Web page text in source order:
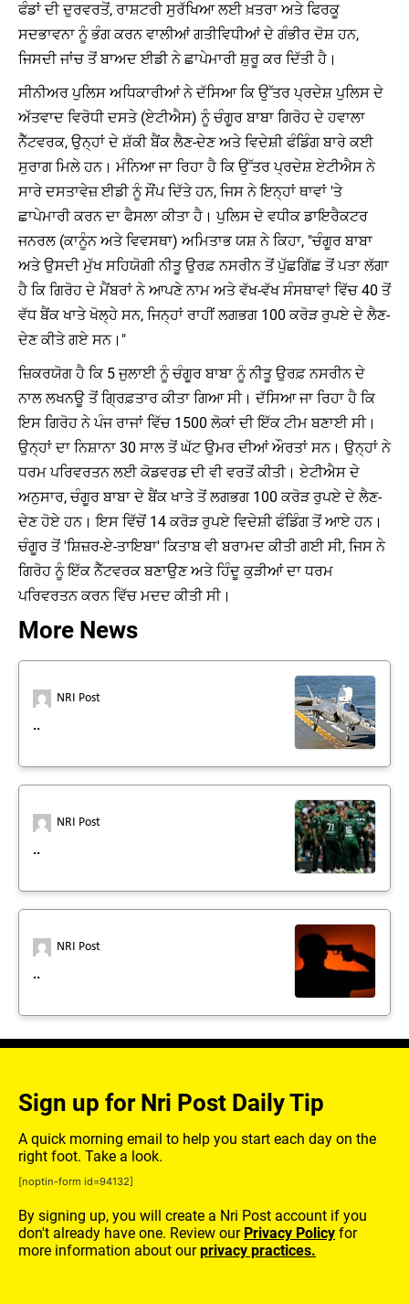
ਫੰਡਾਂ ਦੀ ਦੁਰਵਰਤੋਂ, ਰਾਸ਼ਟਰੀ ਸੁਰੱਖਿਆ ਲਈ ਖ਼ਤਰਾ ਅਤੇ ਫਿਰਕੂ
ਸਦਭਾਵਨਾ ਨੂੰ ਭੰਗ ਕਰਨ ਵਾਲੀਆਂ ਗਤੀਵਿਧੀਆਂ ਦੇ ਗੰਭੀਰ ਦੋਸ਼ ਹਨ,
ਜਿਸਦੀ ਜਾਂਚ ਤੋਂ ਬਾਅਦ ਈਡੀ ਨੇ ਛਾਪੇਮਾਰੀ ਸ਼ੁਰੂ ਕਰ ਦਿੱਤੀ ਹੈ।
ਸੀਨੀਅਰ ਪੁਲਿਸ ਅਧਿਕਾਰੀਆਂ ਨੇ ਦੱਸਿਆ ਕਿ ਉੱਤਰ ਪ੍ਰਦੇਸ਼ ਪੁਲਿਸ ਦੇ
ਅੱਤਵਾਦ ਵਿਰੋਧੀ ਦਸਤੇ (ਏਟੀਐਸ) ਨੂੰ ਚੰਗੂਰ ਬਾਬਾ ਗਿਰੋਹ ਦੇ ਹਵਾਲਾ
ਨੈੱਟਵਰਕ, ਉਨ੍ਹਾਂ ਦੇ ਸ਼ੱਕੀ ਬੈਂਕ ਲੈਣ-ਦੇਣ ਅਤੇ ਵਿਦੇਸ਼ੀ ਫੰਡਿੰਗ ਬਾਰੇ ਕਈ
ਸੁਰਾਗ ਮਿਲੇ ਹਨ। ਮੰਨਿਆ ਜਾ ਰਿਹਾ ਹੈ ਕਿ ਉੱਤਰ ਪ੍ਰਦੇਸ਼ ਏਟੀਐਸ ਨੇ
ਸਾਰੇ ਦਸਤਾਵੇਜ਼ ਈਡੀ ਨੂੰ ਸੌਂਪ ਦਿੱਤੇ ਹਨ, ਜਿਸ ਨੇ ਇਨ੍ਹਾਂ ਥਾਵਾਂ 'ਤੇ
ਛਾਪੇਮਾਰੀ ਕਰਨ ਦਾ ਫੈਸਲਾ ਕੀਤਾ ਹੈ। ਪੁਲਿਸ ਦੇ ਵਧੀਕ ਡਾਇਰੈਕਟਰ
ਜਨਰਲ (ਕਾਨੂੰਨ ਅਤੇ ਵਿਵਸਥਾ) ਅਮਿਤਾਭ ਯਸ਼ ਨੇ ਕਿਹਾ, "ਚੰਗੂਰ ਬਾਬਾ
ਅਤੇ ਉਸਦੀ ਮੁੱਖ ਸਹਿਯੋਗੀ ਨੀਤੂ ਉਰਫ਼ ਨਸਰੀਨ ਤੋਂ ਪੁੱਛਗਿੱਛ ਤੋਂ ਪਤਾ ਲੱਗਾ
ਹੈ ਕਿ ਗਿਰੋਹ ਦੇ ਮੈਂਬਰਾਂ ਨੇ ਆਪਣੇ ਨਾਮ ਅਤੇ ਵੱਖ-ਵੱਖ ਸੰਸਥਾਵਾਂ ਵਿੱਚ 40 ਤੋਂ
ਵੱਧ ਬੈਂਕ ਖਾਤੇ ਖੋਲ੍ਹੇ ਸਨ, ਜਿਨ੍ਹਾਂ ਰਾਹੀਂ ਲਗਭਗ 100 ਕਰੋੜ ਰੁਪਏ ਦੇ ਲੈਣ-
ਦੇਣ ਕੀਤੇ ਗਏ ਸਨ।"
ਜ਼ਿਕਰਯੋਗ ਹੈ ਕਿ 5 ਜੁਲਾਈ ਨੂੰ ਚੰਗੂਰ ਬਾਬਾ ਨੂੰ ਨੀਤੂ ਉਰਫ਼ ਨਸਰੀਨ ਦੇ
ਨਾਲ ਲਖਨਊ ਤੋਂ ਗ੍ਰਿਫ਼ਤਾਰ ਕੀਤਾ ਗਿਆ ਸੀ। ਦੱਸਿਆ ਜਾ ਰਿਹਾ ਹੈ ਕਿ
ਇਸ ਗਿਰੋਹ ਨੇ ਪੰਜ ਰਾਜਾਂ ਵਿੱਚ 1500 ਲੋਕਾਂ ਦੀ ਇੱਕ ਟੀਮ ਬਣਾਈ ਸੀ।
ਉਨ੍ਹਾਂ ਦਾ ਨਿਸ਼ਾਨਾ 30 ਸਾਲ ਤੋਂ ਘੱਟ ਉਮਰ ਦੀਆਂ ਔਰਤਾਂ ਸਨ। ਉਨ੍ਹਾਂ ਨੇ
ਧਰਮ ਪਰਿਵਰਤਨ ਲਈ ਕੋਡਵਰਡ ਦੀ ਵੀ ਵਰਤੋਂ ਕੀਤੀ। ਏਟੀਐਸ ਦੇ
ਅਨੁਸਾਰ, ਚੰਗੂਰ ਬਾਬਾ ਦੇ ਬੈਂਕ ਖਾਤੇ ਤੋਂ ਲਗਭਗ 100 ਕਰੋੜ ਰੁਪਏ ਦੇ ਲੈਣ-
ਦੇਣ ਹੋਏ ਹਨ। ਇਸ ਵਿੱਚੋਂ 14 ਕਰੋੜ ਰੁਪਏ ਵਿਦੇਸ਼ੀ ਫੰਡਿੰਗ ਤੋਂ ਆਏ ਹਨ।
ਚੰਗੂਰ ਤੋਂ 'ਸ਼ਿਜ਼ਰ-ਏ-ਤਾਇਬਾ' ਕਿਤਾਬ ਵੀ ਬਰਾਮਦ ਕੀਤੀ ਗਈ ਸੀ, ਜਿਸ ਨੇ
ਗਿਰੋਹ ਨੂੰ ਇੱਕ ਨੈੱਟਵਰਕ ਬਣਾਉਣ ਅਤੇ ਹਿੰਦੂ ਕੁੜੀਆਂ ਦਾ ਧਰਮ
ਪਰਿਵਰਤਨ ਕਰਨ ਵਿੱਚ ਮਦਦ ਕੀਤੀ ਸੀ।
More News
NRI Post
..
NRI Post
..
NRI Post
..
Sign up for Nri Post Daily Tip
A quick morning email to help you start each day on the
right foot. Take a look.
[noptin-form id=94132]
By signing up, you will create a Nri Post account if you
don't already have one. Review our Privacy Policy for
more information about ourprivacy practices.